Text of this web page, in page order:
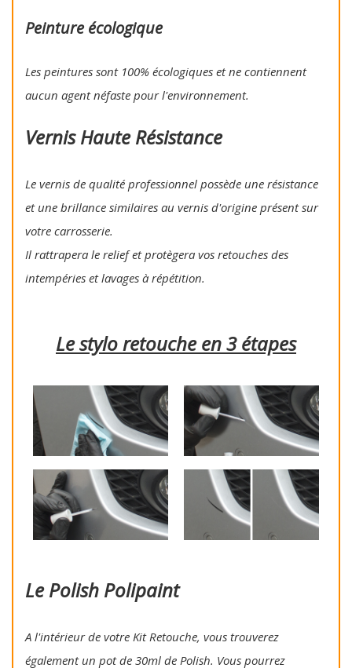
Peinture écologique
Les peintures sont 100% écologiques et ne contiennent
aucun agent néfaste pour l'environnement.
Vernis Haute Résistance
Le vernis de qualité professionnel possède une résistance
et une brillance similaires au vernis d'origine présent sur
votre carrosserie.
Il rattrapera le relief et protègera vos retouches des
intempéries et lavages à répétition.
Le stylo retouche en 3 étapes
Le Polish Polipaint
A l'intérieur de votre Kit Retouche, vous trouverez
également un pot de 30ml de Polish. Vous pourrez